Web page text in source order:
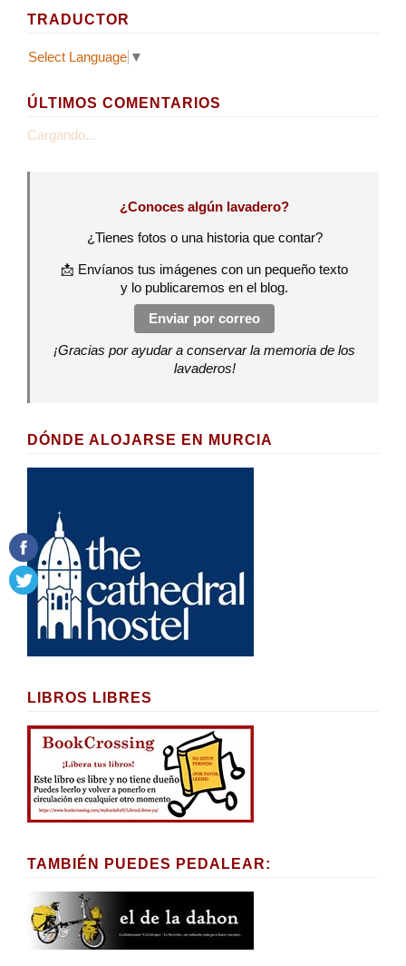
TRADUCTOR
Select Language ▼
ÚLTIMOS COMENTARIOS
Cargando...
¿Conoces algún lavadero?
¿Tienes fotos o una historia que contar?
📩 Envíanos tus imágenes con un pequeño texto
y lo publicaremos en el blog.
Enviar por correo
¡Gracias por ayudar a conservar la memoria de los
lavaderos!
DÓNDE ALOJARSE EN MURCIA
LIBROS LIBRES
TAMBIÉN PUEDES PEDALEAR: